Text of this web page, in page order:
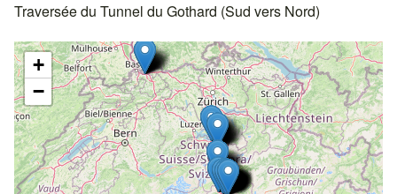
Traversée du Tunnel du Gothard (Sud vers Nord)
+
−